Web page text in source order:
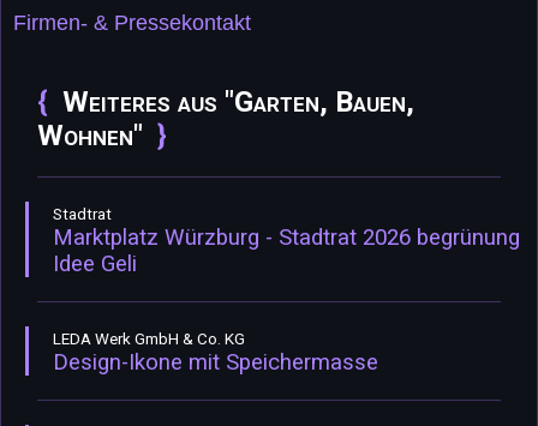
Firmen- & Pressekontakt
Weiteres aus "Garten, Bauen,
Wohnen"
Stadtrat
Marktplatz Würzburg - Stadtrat 2026 begrünung
Idee Geli
LEDA Werk GmbH & Co. KG
Design-Ikone mit Speichermasse